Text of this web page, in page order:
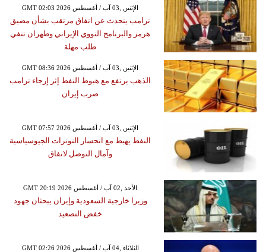
GMT 02:03 2026 الإثنين ,03 آب / أغسطس
ترامب يتحدث عن اتفاق مرتقب بشأن مضيق
هرمز والبرنامج النووي الإيراني وطهران تنفي
طلب مهلة
GMT 08:36 2026 الإثنين ,03 آب / أغسطس
الذهب يرتفع مع هبوط النفط إثر إرجاء ترامب
ضرب إيران
GMT 07:57 2026 الإثنين ,03 آب / أغسطس
النفط يهبط مع انحسار التوترات الجيوسياسية
وآمال التوصل لاتفاق
GMT 20:19 2026 الأحد ,02 آب / أغسطس
وزيرا خارجية السعودية وإيران يبحثان جهود
خفض التصعيد
GMT 02:26 2026 الثلاثاء ,04 آب / أغسطس